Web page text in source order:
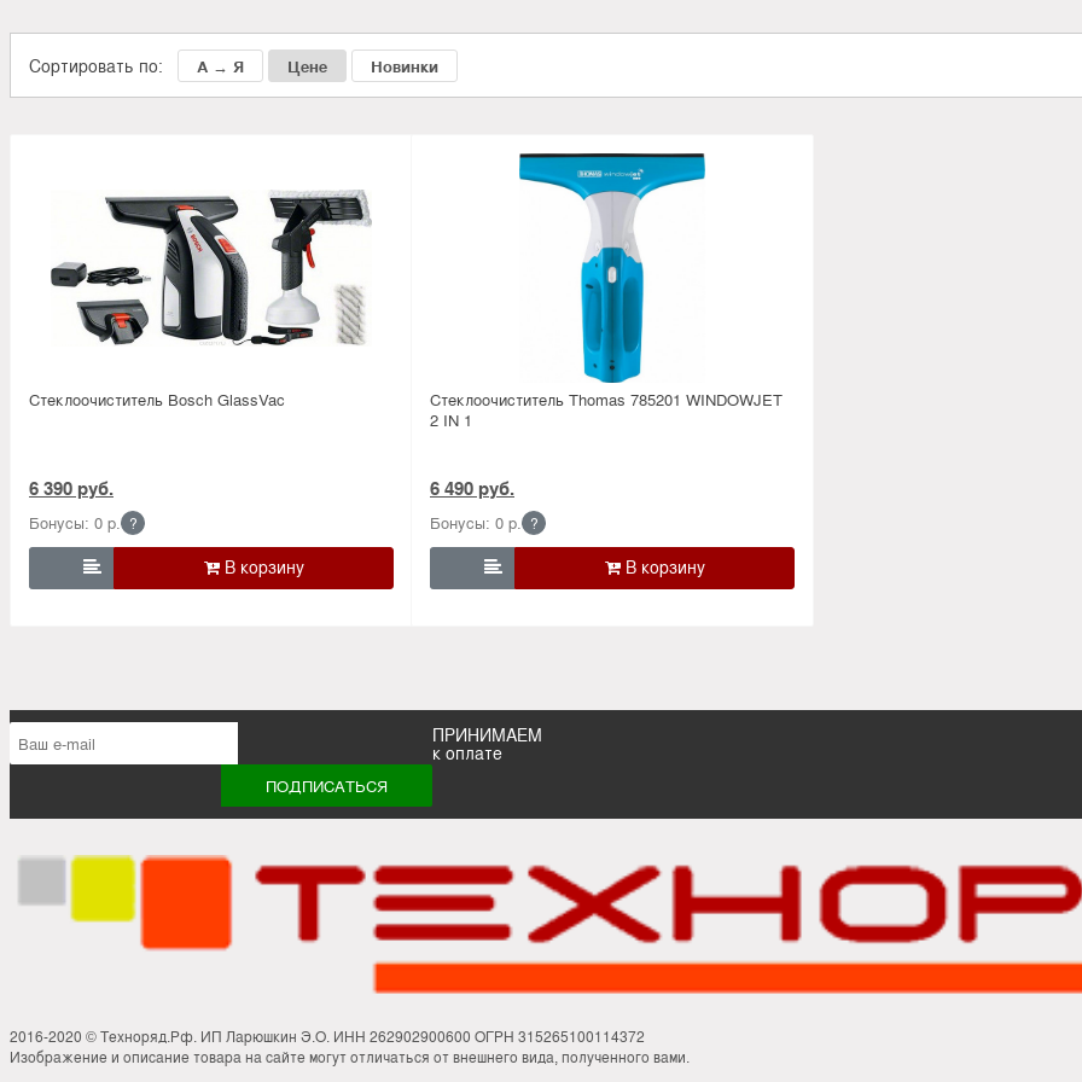
Сортировать по: А → Я Цене Новинки
Стеклоочиститель Bosch GlassVac
6 390 руб.
Бонусы: 0 р. ?

Стеклоочиститель Thomas 785201 WINDOWJET
2 IN 1
6 490 руб.
Бонусы: 0 р. ?

ПРИНИМАЕМ
к оплате
2016-2020 © Техноряд.Рф. ИП Ларюшкин Э.О. ИНН 262902900600 ОГРН 315265100114372
Изображение и описание товара на сайте могут отличаться от внешнего вида, полученного вами.